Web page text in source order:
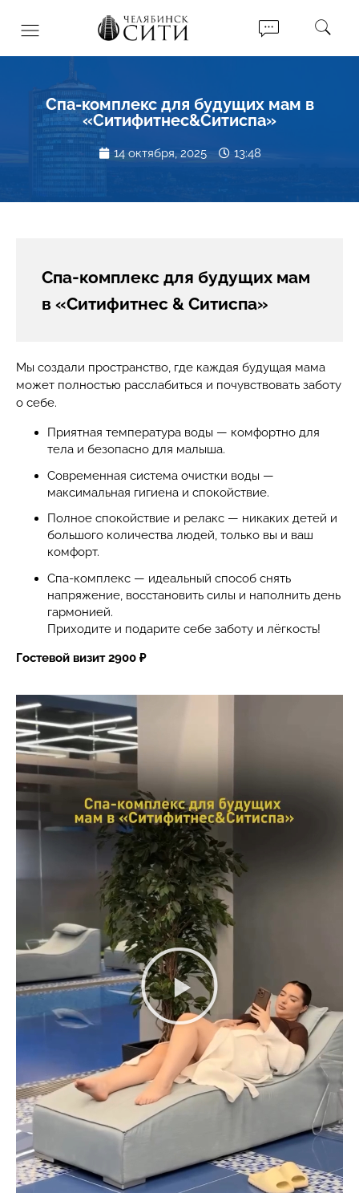
Спа-комплекс для будущих мам в
«Ситифитнес&Ситиспа»
14 октября, 2025 13:48
Спа-комплекс для будущих мам
в «Ситифитнес & Ситиспа»
Мы создали пространство, где каждая будущая мама
может полностью расслабиться и почувствовать заботу
о себе.
Приятная температура воды — комфортно для
тела и безопасно для малыша.
Современная система очистки воды —
максимальная гигиена и спокойствие.
Полное спокойствие и релакс — никаких детей и
большого количества людей, только вы и ваш
комфорт.
Спа-комплекс — идеальный способ снять
напряжение, восстановить силы и наполнить день
гармонией.
Приходите и подарите себе заботу и лёгкость!
Гостевой визит 2900 ₽